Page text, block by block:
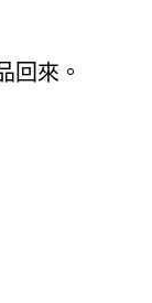
回來。